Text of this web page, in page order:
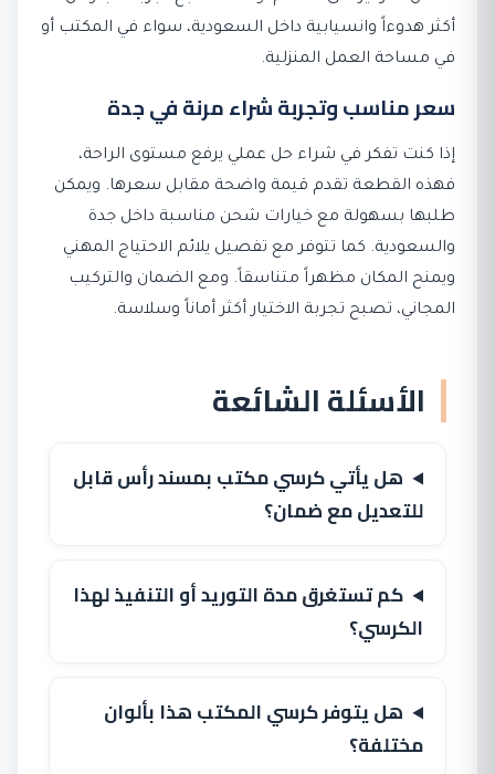
أكثر هدوءاً وانسيابية داخل السعودية، سواء في المكتب أو
في مساحة العمل المنزلية.
سعر مناسب وتجربة شراء مرنة في جدة
إذا كنت تفكر في شراء حل عملي يرفع مستوى الراحة،
فهذه القطعة تقدم قيمة واضحة مقابل سعرها. ويمكن
طلبها بسهولة مع خيارات شحن مناسبة داخل جدة
والسعودية. كما تتوفر مع تفصيل يلائم الاحتياج المهني
ويمنح المكان مظهراً متناسقاً. ومع الضمان والتركيب
المجاني، تصبح تجربة الاختيار أكثر أماناً وسلاسة.
الأسئلة الشائعة
هل يأتي كرسي مكتب بمسند رأس قابل
للتعديل مع ضمان؟
كم تستغرق مدة التوريد أو التنفيذ لهذا
الكرسي؟
هل يتوفر كرسي المكتب هذا بألوان
مختلفة؟